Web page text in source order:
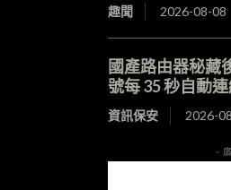
趣聞 2026-08-08
國產路由器秘藏
號每 35 秒自動
資訊保安 2026-
-